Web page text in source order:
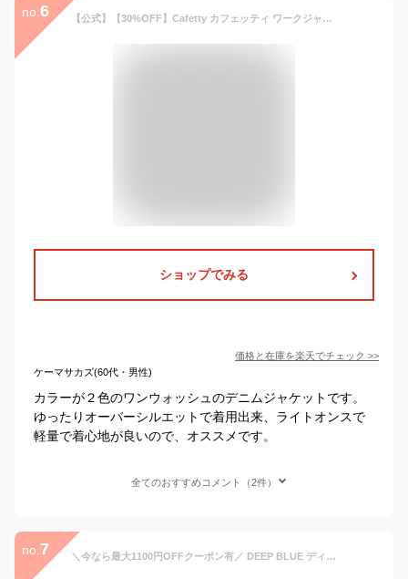
no. 6 【公式】【30%OFF】Cafetty カフェッティ ワークジャケット レディース ヒッコリー 中色USED ワンウォッシュ 軽アウター デニムジャケット スタンドカラー ライトオンス ［新作SALE］CF7192
ショップでみる
価格と在庫を楽天でチェック >>
ケーマサカズ(60代・男性)
カラーが２色のワンウォッシュのデニムジャケットです。
ゆったりオーバーシルエットで着用出来、ライトオンスで
軽量で着心地が良いので、オススメです。
全てのおすすめコメント（2件）
no. 7 ＼今なら最大1100円OFFクーポン有／ DEEP BLUE ディープブルー 72906 アウター ジャケット ノーカラー デニム 日本製 倉敷 レディース 女性 ショート丈 ポケット 綿100% コットン 大人 ワンウォッシュ ゆったり 大きめ 通販 店舗 S M 9号 11号 40代 50代 60代